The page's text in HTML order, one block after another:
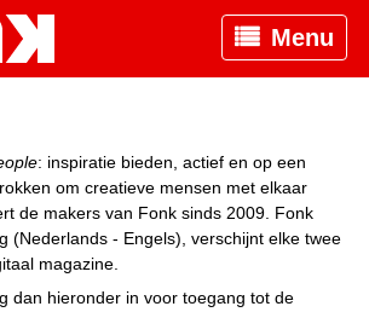
Menu
: inspiratie bieden, actief en op een
om creatieve mensen met elkaar
de makers van Fonk sinds 2009. Fonk
(Nederlands - Engels), verschijnt elke twee
magazine.
dan hieronder in voor toegang tot de